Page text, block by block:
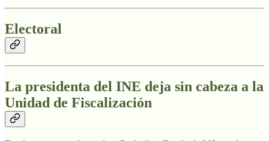
Electoral
La presidenta del INE deja sin cabeza a la
Unidad de Fiscalización